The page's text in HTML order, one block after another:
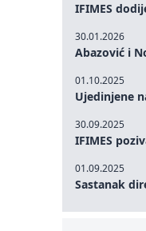
30.01.2026
01.10.2025
30.09.2025
01.09.2025